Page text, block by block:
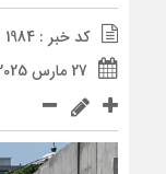
کد خبر : 1984
27 مارس 2025 - 22:42